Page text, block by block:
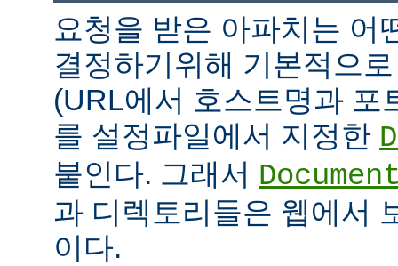
요청을 받은 아파치는 어
결정하기위해 기본적으
(URL에서 호스트명과 포
를 설정파일에서 지정한
붙인다. 그래서
과 디렉토리들은 웹에서
이다.